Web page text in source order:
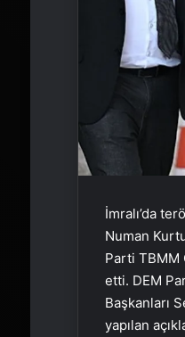
İmralı’da
Numan
Parti TBMM
etti. DEM
Başkanları
yapılan